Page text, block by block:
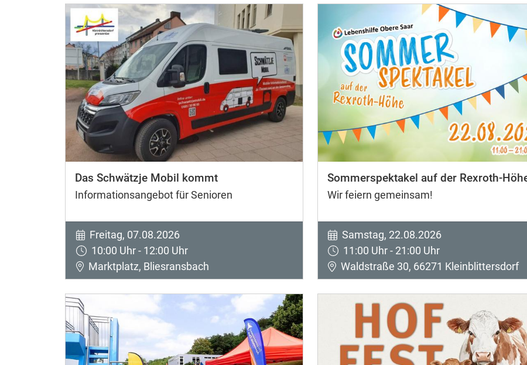
Das Schwätzje Mobil kommt
Informationsangebot für Senioren
Freitag, 07.08.2026
10:00 Uhr - 12:00 Uhr
Marktplatz, Bliesransbach
Sommerspektakel auf der Rexroth-
Wir feiern gemeinsam!
Samstag, 22.08.2026
11:00 Uhr - 21:00 Uhr
Waldstraße 30, 66271 Kleinblittersdorf